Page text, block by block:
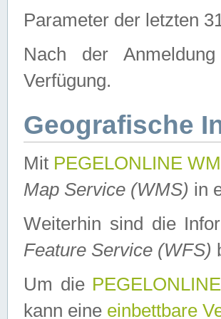
Parameter der letzten
Nach der
Verfügung.
Geografische
Mit PEGELONLINE
Map Service (WMS) in
Weiterhin sind die
Feature Service (WFS)
Um die
kann eine einbettbare